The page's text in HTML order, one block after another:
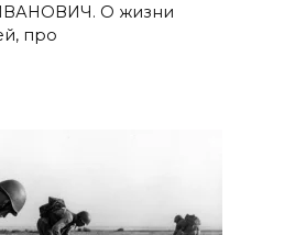
О жизни
про